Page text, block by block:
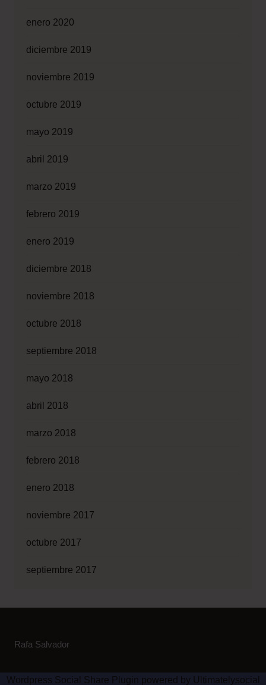
enero 2020
diciembre 2019
noviembre 2019
octubre 2019
mayo 2019
abril 2019
marzo 2019
febrero 2019
enero 2019
diciembre 2018
noviembre 2018
octubre 2018
septiembre 2018
mayo 2018
abril 2018
marzo 2018
febrero 2018
enero 2018
noviembre 2017
octubre 2017
septiembre 2017
Rafa Salvador
Wordpress Social Share Plugin powered by Ultimatelysocial